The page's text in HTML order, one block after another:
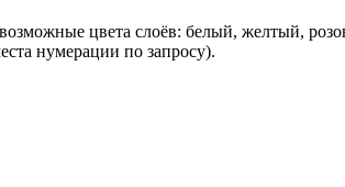
цвета слоёв: белый, желтый,
нумерации по запросу).